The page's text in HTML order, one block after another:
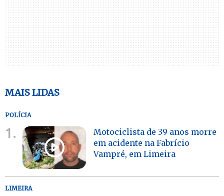
MAIS LIDAS
POLÍCIA
1.
Motociclista de 39 anos morre
em acidente na Fabrício
Vampré, em Limeira
LIMEIRA